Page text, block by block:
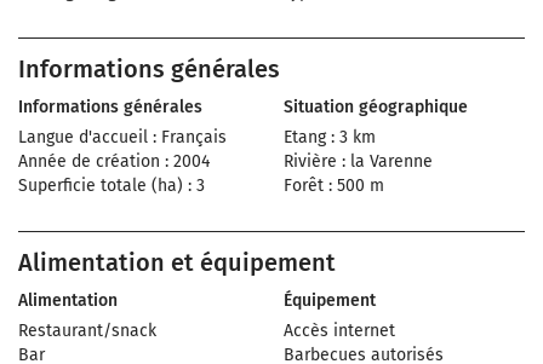
Informations générales
Informations générales
Langue d'accueil : Français
Année de création : 2004
Superficie totale (ha) : 3
Situation géographique
Etang : 3 km
Rivière : la Varenne
Forêt : 500 m
Alimentation et équipement
Alimentation
Restaurant/snack
Bar
Équipement
Accès internet
Barbecues autorisés